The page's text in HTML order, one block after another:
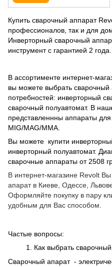
Купить сварочный аппарат
профессионалов, так и для
Инверторный сварочный
инструмент с гарантией 2 года.
В ассортименте интернет-
вы можете выбрать
потребностей: инверторный
сварочный полуавтомат. В
представленнны аппараты
MIG/MAG/MMA.
Вы можете купити
инверторный полуавтомат.
сварочные аппараты от 2508
В интернет-магазине Revolt Вы
апарат в Киеве, Одессе,
Оформляйте покупку в пару
удобным для Вас способом.
Частые вопросы:
Как выбрать
Сварочный апарат -